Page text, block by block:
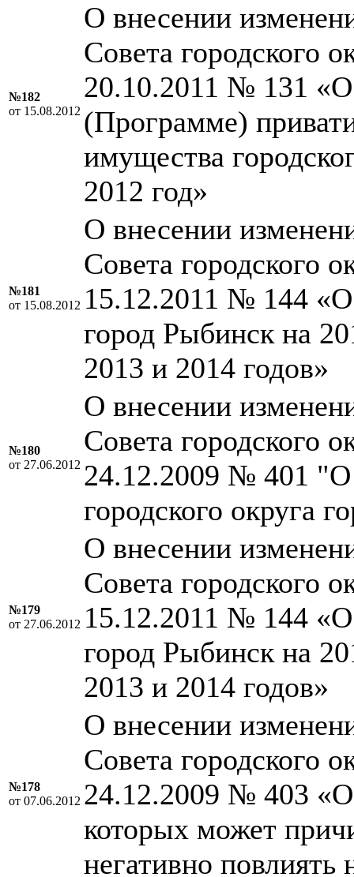
№182
от 15.08.2012
О внесении
Совета городского
20.10.2011 № 131
(Программе)
имущества
2012 год»
№181
от 15.08.2012
О внесении
Совета городского
15.12.2011 № 144 «О
город Рыбинск на
2013 и 2014 годов»
№180
от 27.06.2012
О внесении
Совета городского
24.12.2009 № 401 "О
городского округа
№179
от 27.06.2012
О внесении
Совета городского
15.12.2011 № 144 «О
город Рыбинск на
2013 и 2014 годов»
№178
от 07.06.2012
О внесении
Совета городского
24.12.2009 № 403 «О
которых может
негативно повлиять